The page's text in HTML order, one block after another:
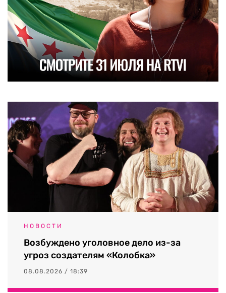
НОВОСТИ
Возбуждено уголовное дело из-за
угроз создателям «Колобка»
08.08.2026 / 18:39